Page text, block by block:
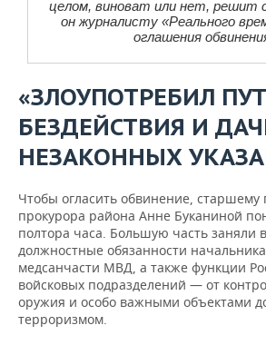
целом, виноват или нет, решит
он журналисту «Реального
оглашения
«ЗЛОУПОТРЕБИЛ
БЕЗДЕЙСТВИЯ И
НЕЗАКОННЫХ
Чтобы огласить обвинение,
прокурора района Анне Буканиной
полтора часа. Большую часть заняли
должностные обязанности
медсанчасти МВД, а также функции
войсковых подразделений — от
оружия и особо важными объектами
терроризмом.